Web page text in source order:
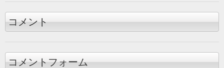
コメント
コメントフォーム